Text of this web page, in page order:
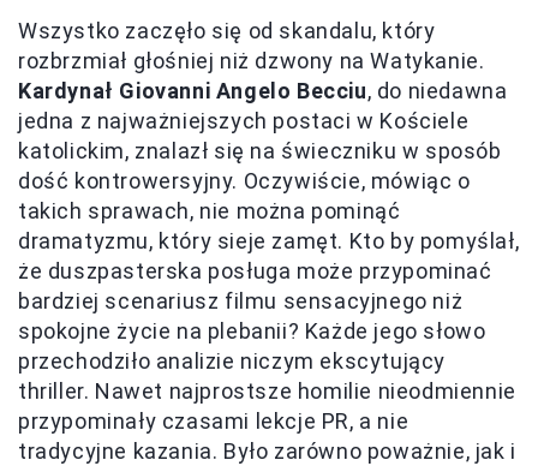
Wszystko zaczęło się od skandalu, który
rozbrzmiał głośniej niż dzwony na Watykanie.
Kardynał Giovanni Angelo Becciu, do niedawna
jedna z najważniejszych postaci w Kościele
katolickim, znalazł się na świeczniku w sposób
dość kontrowersyjny. Oczywiście, mówiąc o
takich sprawach, nie można pominąć
dramatyzmu, który sieje zamęt. Kto by pomyślał,
że duszpasterska posługa może przypominać
bardziej scenariusz filmu sensacyjnego niż
spokojne życie na plebanii? Każde jego słowo
przechodziło analizie niczym ekscytujący
thriller. Nawet najprostsze homilie nieodmiennie
przypominały czasami lekcje PR, a nie
tradycyjne kazania. Było zarówno poważnie, jak i